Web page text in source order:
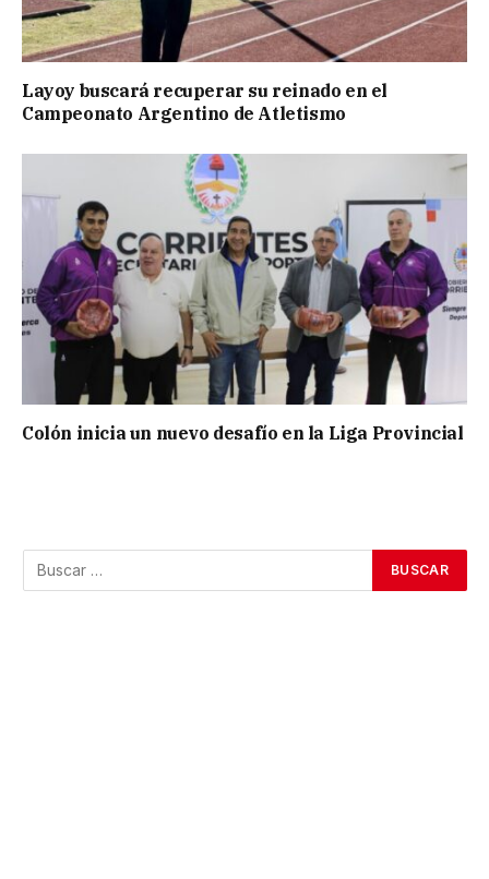
Layoy buscará recuperar su reinado en el
Campeonato Argentino de Atletismo
Colón inicia un nuevo desafío en la Liga Provincial